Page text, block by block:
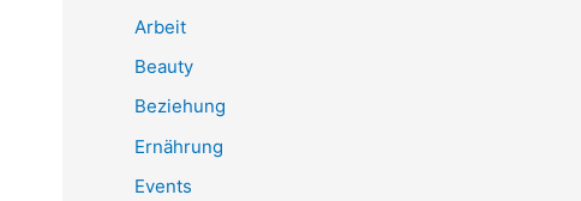
Arbeit
Beauty
Beziehung
Ernährung
Events